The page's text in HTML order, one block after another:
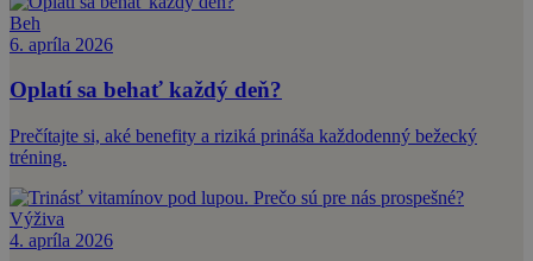
Beh
6. apríla 2026
Oplatí sa behať každý deň?
Prečítajte si, aké benefity a riziká prináša každodenný bežecký
tréning.
Výživa
4. apríla 2026